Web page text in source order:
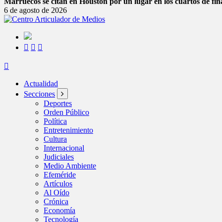
6 de agosto de 2026
Actualidad
Secciones
Deportes
Orden Público
Política
Entretenimiento
Cultura
Internacional
Judiciales
Medio Ambiente
Efeméride
Artículos
Al Oído
Crónica
Economía
Tecnología